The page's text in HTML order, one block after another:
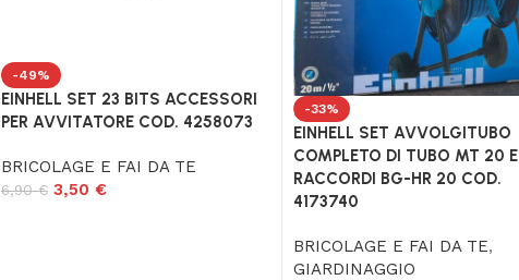
-49%
EINHELL SET 23 BITS ACCESSORI
PER AVVITATORE COD. 4258073
BRICOLAGE E FAI DA TE
6,90€ 3,50 €
-33%
EINHELL SET AVVOLGITUBO
COMPLETO DI TUBO MT 20 E
RACCORDI BG-HR 20 COD.
4173740
BRICOLAGE E FAI DA TE,
GIARDINAGGIO